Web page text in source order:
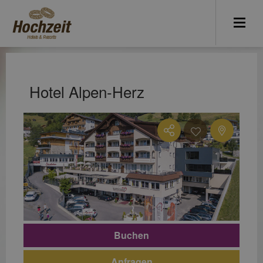
Hotel Alpen-Herz
Buchen